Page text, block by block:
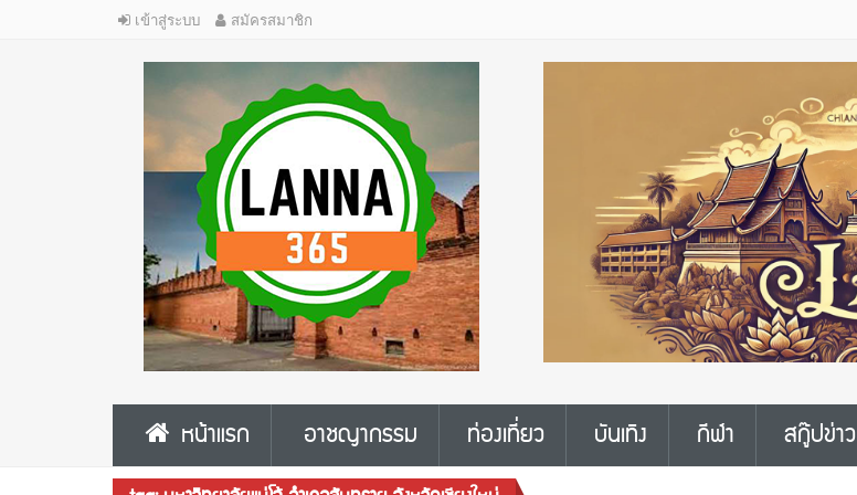
เข้าสู่ระบบ สมัครสมาชิก
หน้าแรก อาชญากรรม ท่องเที่ยว บันเทิง กีฬา สกู๊ปข่าว